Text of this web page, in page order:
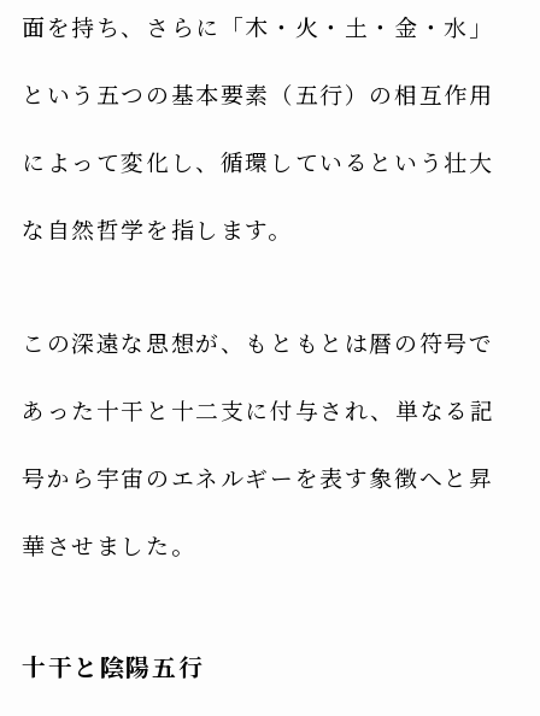
面を持ち、さらに「木・火・土・金・水」
という五つの基本要素（五行）の相互作用
によって変化し、循環しているという壮大
な自然哲学を指します。
この深遠な思想が、もともとは暦の符号で
あった十干と十二支に付与され、単なる記
号から宇宙のエネルギーを表す象徴へと昇
華させました。
十干と陰陽五行